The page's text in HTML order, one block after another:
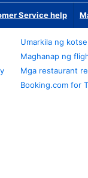
Service help
Umarkila ng kotse
Maghanap ng
Mga restaurant
Booking.com for